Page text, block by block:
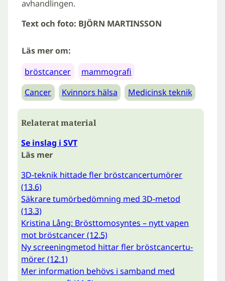
avhandlingen.
Text och foto: BJÖRN MARTINSSON
Läs mer om:
bröstcancer
mammografi
Cancer
Kvinnors hälsa Medicinsk teknik
Relaterat material
Se inslag i SVT
Läs mer
3D-teknik hittade fler bröstcancertumörer
(13.6)
Säkrare tumörbedömning med 3D-metod
(13.3)
Kristina Lång: Brösttomosyntes – nytt vapen
mot bröstcancer(12.5)
Ny screeningmetod hittar fler bröst­can­cer­tu­
mö­rer(12.1)
Mer information behövs i samband med